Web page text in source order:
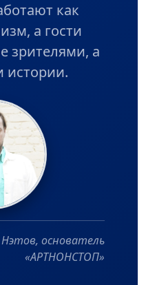
как
а гости
зрителями, а
истории.
основатель
«АРТНОНСТОП»